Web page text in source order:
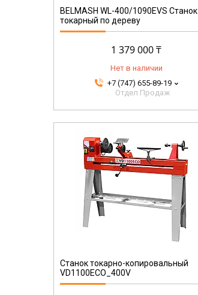
BELMASH WL-400/1090EVS Станок
токарный по дереву
1 379 000 ₸
Нет в наличии
+7 (747) 655-89-19
Отдел Продаж
Станок токарно-копировальный
VD1100ECO_400V